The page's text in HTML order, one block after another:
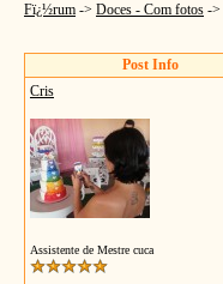
Fï¿½rum -> Doces - Com fotos ->
Post Info
Cris
Assistente de Mestre cuca